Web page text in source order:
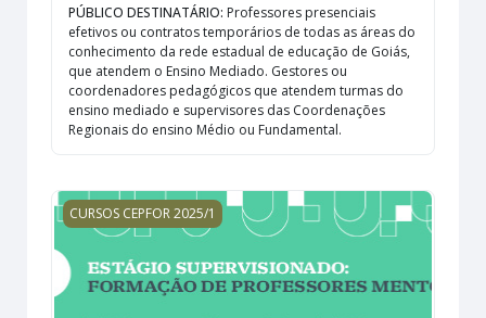
PÚBLICO DESTINATÁRIO: Professores presenciais
efetivos ou contratos temporários de todas as áreas do
conhecimento da rede estadual de educação de Goiás,
que atendem o Ensino Mediado. Gestores ou
coordenadores pedagógicos que atendem turmas do
ensino mediado e supervisores das Coordenações
Regionais do ensino Médio ou Fundamental.
ESTÁGIO SUPERVISIONADO: FORMAÇÃO DE
CURSOS CEPFOR 2025/1